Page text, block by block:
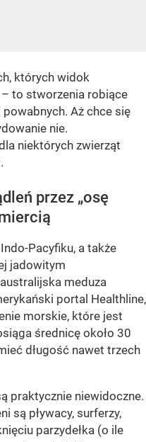
których widok
to stworzenia robiące
Aż chce się
nie.
niektórych zwierząt
przez „osę
Pacyfiku, a także
jadowitym
meduza
portal Healthline,
morskie, które jest
średnicę około 30
długość nawet trzech
praktycznie niewidoczne.
są pływacy, surferzy,
parzydełka (o ile